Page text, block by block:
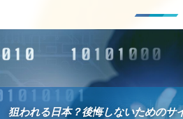
狙われる日本？後悔しないためのサ